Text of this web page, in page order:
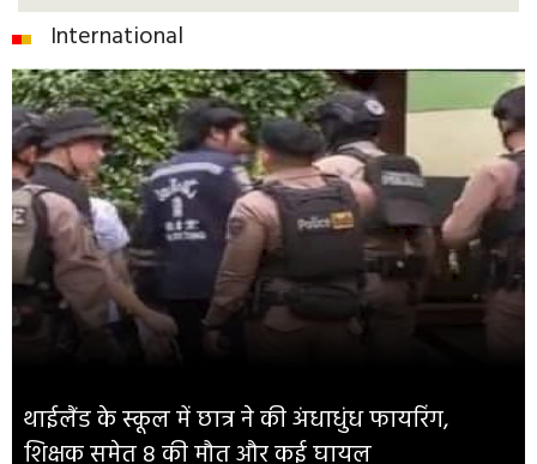
International
थाईलैंड के स्कूल में छात्र ने की अंधाधुंध फायरिंग,
शिक्षक समेत 8 की मौत और कई घायल